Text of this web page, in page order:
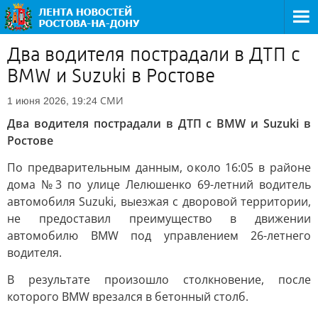
Два водителя пострадали в ДТП с
BMW и Suzuki в Ростове
1 июня 2026, 19:24 СМИ
Два водителя пострадали в ДТП с BMW и Suzuki в
Ростове
По предварительным данным, около 16:05 в районе
дома №3 по улице Лелюшенко 69-летний водитель
автомобиля Suzuki, выезжая с дворовой территории,
не предоставил преимущество в движении
автомобилю BMW под управлением 26-летнего
водителя.
В результате произошло столкновение, после
которого BMW врезался в бетонный столб.